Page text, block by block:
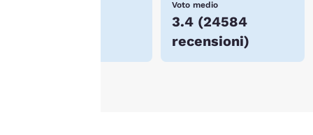
Voto medio
3.4 (24584
recensioni)
Accetta Tutti i Cookie Rifiuta tutti i Cookie